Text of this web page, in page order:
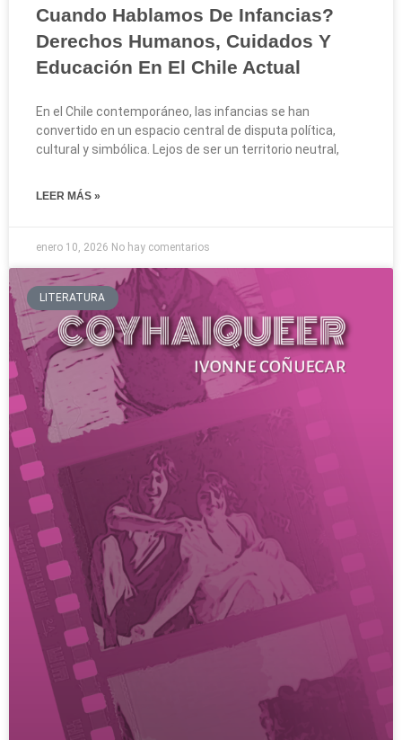
Cuando Hablamos De Infancias?
Derechos Humanos, Cuidados Y
Educación En El Chile Actual
En el Chile contemporáneo, las infancias se han
convertido en un espacio central de disputa política,
cultural y simbólica. Lejos de ser un territorio neutral,
LEER MÁS »
enero 10, 2026 No hay comentarios
LITERATURA